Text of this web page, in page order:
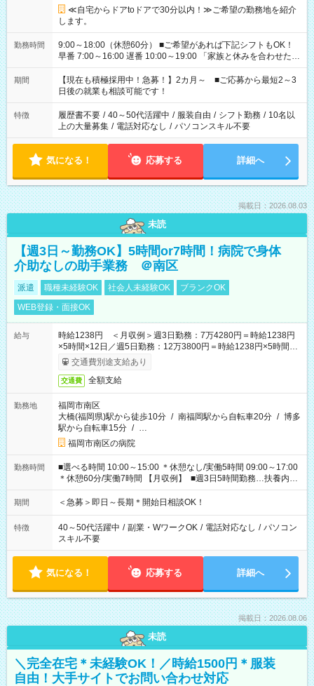
≪自宅からドアtoドアで30分以内！≫ご希望の勤務地を紹介
します。
勤務時間
9:00～18:00（休憩60分） ■ご希望があれば下記シフトもOK！
早番 7:00～16:00 遅番 10:00～19:00 「家族と休みを合わせた
い」 「余裕を持って夕飯の準備がしたい」 「できれば残業はし
たくない」 など、ご希望を教えてくださいね。 ※Wワーク希望
の方へ 今ご覧のお仕事で希望する勤務時間と、もう1つのお仕事
の勤務時間。 合計で週40時間を超える場合は応募できません。
期間
【現在も積極採用中！急募！】2カ月～ ■ご応募から最短2～3
日後の就業も相談可能です！
特徴 履歴書不要 / 40～50代活躍中 / 服装自由 / シフト勤務 / 10名以
上の大量募集 / 電話対応なし / パソコンスキル不要
気になる！ 応募する 詳細へ
掲載日：2026.08.03
未読
【週3日～勤務OK】5時間or7時間！病院で身体
介助なしの助手業務 ＠南区
派遣 職種未経験OK 社会人未経験OK
ブランクOK
WEB登録・面接OK
給与
時給1238円 ＜月収例＞週3日勤務：7万4280円＝時給1238円
×5時間×12日／週5日勤務：12万3800円＝時給1238円×5時間
×20日★前払い制度あり（会社規定内）
交通費別途支給あり
交通費 全額支給
勤務地
福岡市南区
大橋(福岡県)駅から徒歩10分 / 南福岡駅から自転車20分 / 博多
駅から自転車15分 / …
福岡市南区の病院
勤務時間
■選べる時間 10:00～15:00 ＊休憩なし/実働5時間 09:00～17:00
＊休憩60分/実働7時間 【月収例】 ■週3日5時間勤務…扶養内可
能 74,280円（時給1238円×5時間×12日） ■週3日7時間勤務
103,992円（時給1238円×7時間×12日） ■週5日5時間勤務
173,320円（時給1238円×7時間×20日）
期間 ＜急募＞即日～長期＊開始日相談OK！
特徴 40～50代活躍中 / 副業・WワークOK / 電話対応なし / パソコン
スキル不要
気になる！ 応募する 詳細へ
掲載日：2026.08.06
未読
＼完全在宅＊未経験OK！／時給1500円＊服装
自由！大手サイトでお問い合わせ対応